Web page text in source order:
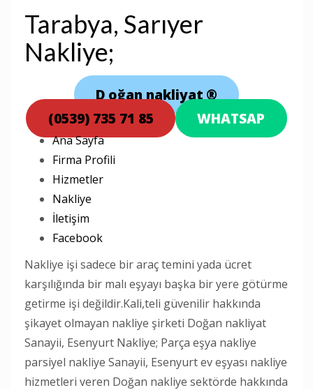
Tarabya, Sarıyer
Nakliye;
Doğan nakliyat®
(0539) 735 71 85
WHATSAP
Ana Sayfa
Firma Profili
Hizmetler
Nakliye
İletişim
Facebook
Nakliye işi sadece bir araç temini yada ücret
karşılığında bir malı eşyayı başka bir yere götürme
getirme işi değildir.Kali,teli güvenilir hakkında
şikayet olmayan nakliye şirketi Doğan nakliyat
Sanayii, Esenyurt Nakliye; Parça eşya nakliye
parsiyel nakliye Sanayii, Esenyurt ev eşyası nakliye
hizmetleri veren Doğan nakliye sektörde hakkında